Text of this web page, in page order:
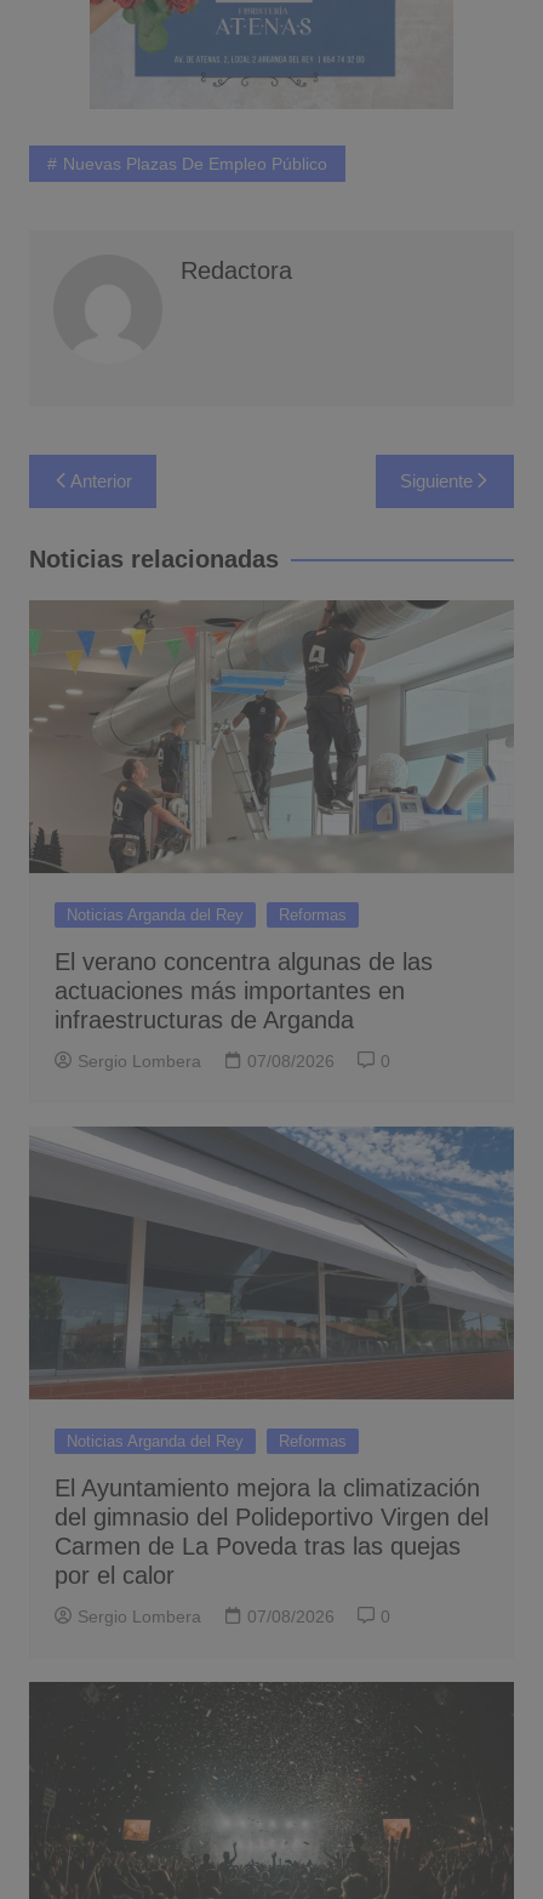
Nuevas Plazas De Empleo Público
Redactora
Navegación
de
entradas
Anterior Siguiente
Noticias relacionadas
Noticias Arganda del Rey Reformas
El verano concentra algunas de las
actuaciones más importantes en
infraestructuras de Arganda
Sergio Lombera 07/08/2026 0
Noticias Arganda del Rey Reformas
El Ayuntamiento mejora la climatización
del gimnasio del Polideportivo Virgen del
Carmen de La Poveda tras las quejas
por el calor
Sergio Lombera 07/08/2026 0